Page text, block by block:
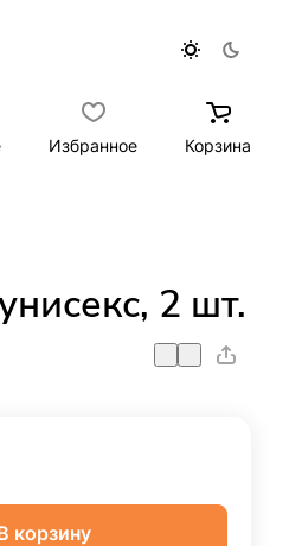
Избранное Корзина
2 шт.
корзину